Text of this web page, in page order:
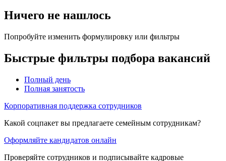
Ничего не нашлось
Попробуйте изменить формулировку или фильтры
Быстрые фильтры подбора вакансий
Полный день
Полная занятость
Корпоративная поддержка сотрудников
Какой соцпакет вы предлагаете семейным сотрудникам?
Оформляйте кандидатов онлайн
Проверяйте сотрудников и подписывайте кадровые